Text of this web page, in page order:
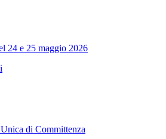
24 e 25 maggio 2026
di Committenza